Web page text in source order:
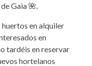
Gaia 🌺.
en alquiler
en
tardéis en reservar
hortelanos